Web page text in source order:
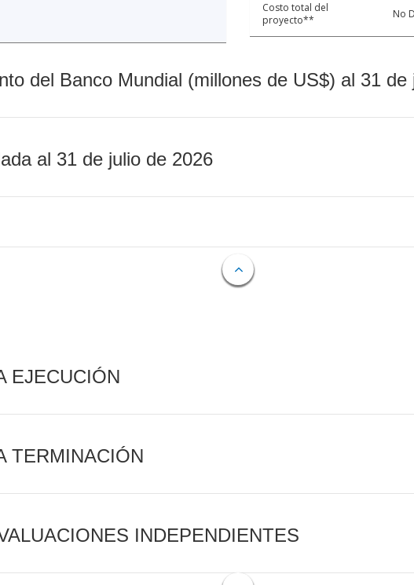
Costo total del
proyecto**
No
del Banco Mundial (millones de US$) al 31 de
al 31 de julio de 2026
EJECUCIÓN
TERMINACIÓN
INDEPENDIENTES